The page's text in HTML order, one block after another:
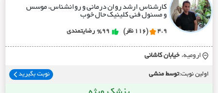
کارشناس ارشد روان درمانی و روانشناس، موسس
و مسئول فنی کلینیک حال خوب
4.9 (116 نظر) %99 رضایتمندی
ارومیه، خيابان کاشاني
اولین نوبت:توسط منشی نوبت بگیرید